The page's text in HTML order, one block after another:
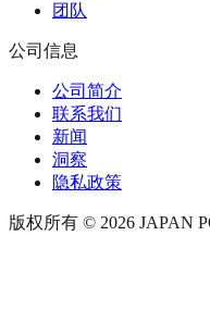
团队
公司信息
公司简介
联系我们
新闻
洞察
隐私政策
版权所有 © 2026 JAPAN